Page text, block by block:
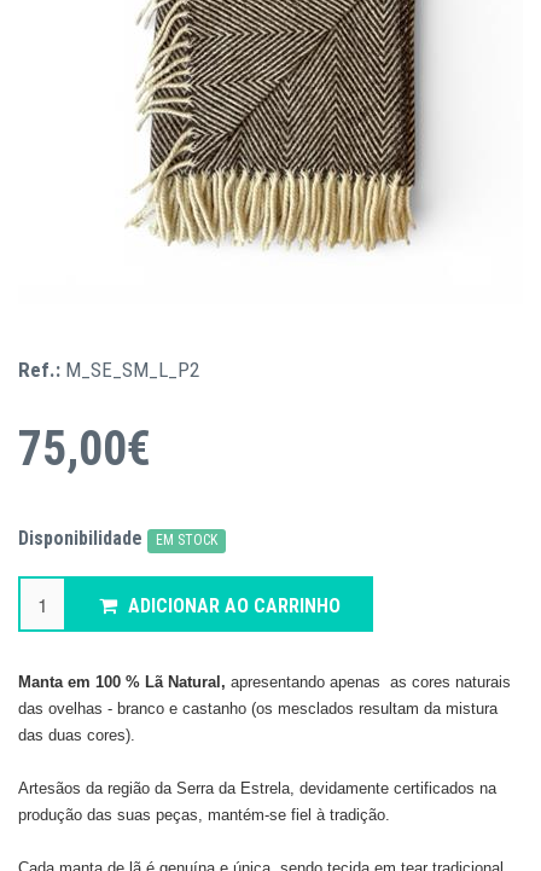
Ref.: M_SE_SM_L_P2
75,00€
Disponibilidade EM STOCK
ADICIONAR AO CARRINHO
Manta em 100 % Lã Natural, apresentando apenas as cores naturais
das ovelhas - branco e castanho (os mesclados resultam da mistura
das duas cores).
Artesãos da região da Serra da Estrela, devidamente certificados na
produção das suas peças, mantém-se fiel à tradição.